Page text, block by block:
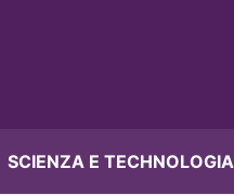
SCIENZA E TECHNOLOGIA